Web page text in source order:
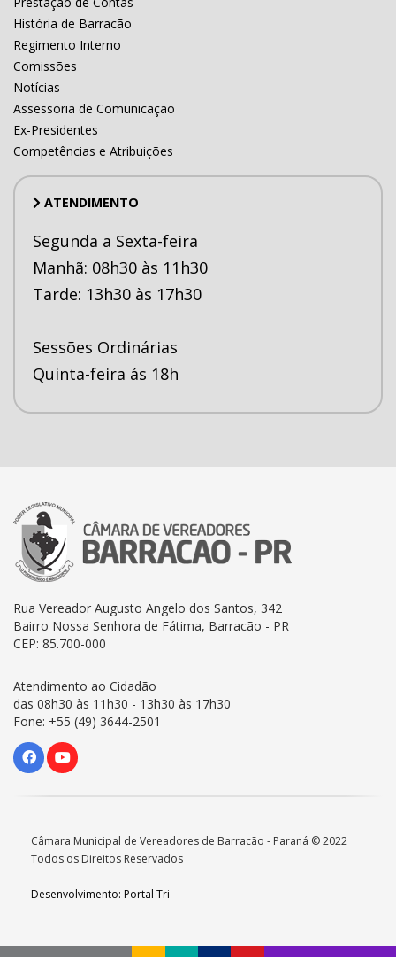
História de Barracão
Regimento Interno
Comissões
Notícias
Assessoria de Comunicação
Ex-Presidentes
Competências e Atribuições
ATENDIMENTO
Segunda a Sexta-feira
Manhã: 08h30 às 11h30
Tarde: 13h30 às 17h30
Sessões Ordinárias
Quinta-feira ás 18h
Rua Vereador Augusto Angelo dos Santos, 342
Bairro Nossa Senhora de Fátima, Barracão - PR
CEP: 85.700-000
Atendimento ao Cidadão
das 08h30 às 11h30 - 13h30 às 17h30
Fone: +55 (49) 3644-2501
Câmara Municipal de Vereadores de Barracão - Paraná © 2022
Todos os Direitos Reservados
Desenvolvimento: Portal Tri